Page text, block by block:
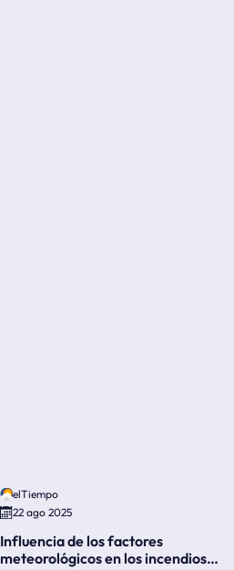
elTiempo
22 ago 2025
Influencia de los factores
meteorológicos en los incendios